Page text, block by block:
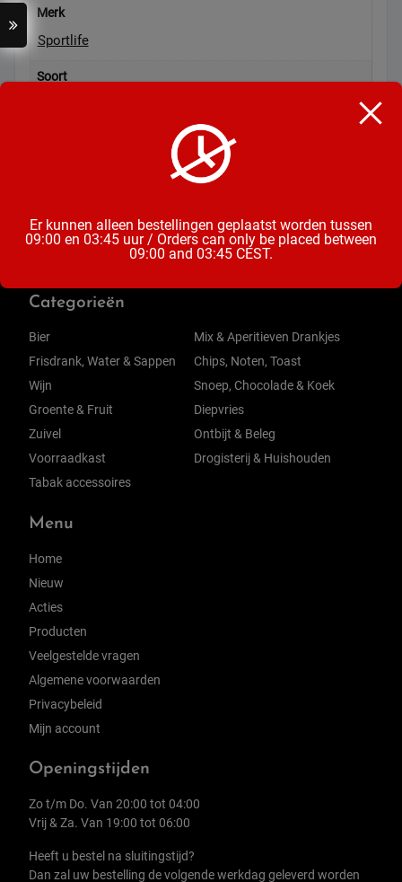
Merk
Sportlife
Soort
Categorieën
Bier
Frisdrank, Water & Sappen
Wijn
Groente & Fruit
Zuivel
Voorraadkast
Tabak accessoires
Mix & Aperitieven Drankjes
Chips, Noten, Toast
Snoep, Chocolade & Koek
Diepvries
Ontbijt & Beleg
Drogisterij & Huishouden
Menu
Home
Nieuw
Acties
Producten
Veelgestelde vragen
Algemene voorwaarden
Privacybeleid
Mijn account
Openingstijden
Zo t/m Do. Van 20:00 tot 04:00
Vrij & Za. Van 19:00 tot 06:00
Heeft u bestel na sluitingstijd?
Dan zal uw bestelling de volgende werkdag geleverd worden
Er kunnen alleen bestellingen geplaatst worden tussen
09:00 en 03:45 uur / Orders can only be placed between
09:00 and 03:45 CEST.